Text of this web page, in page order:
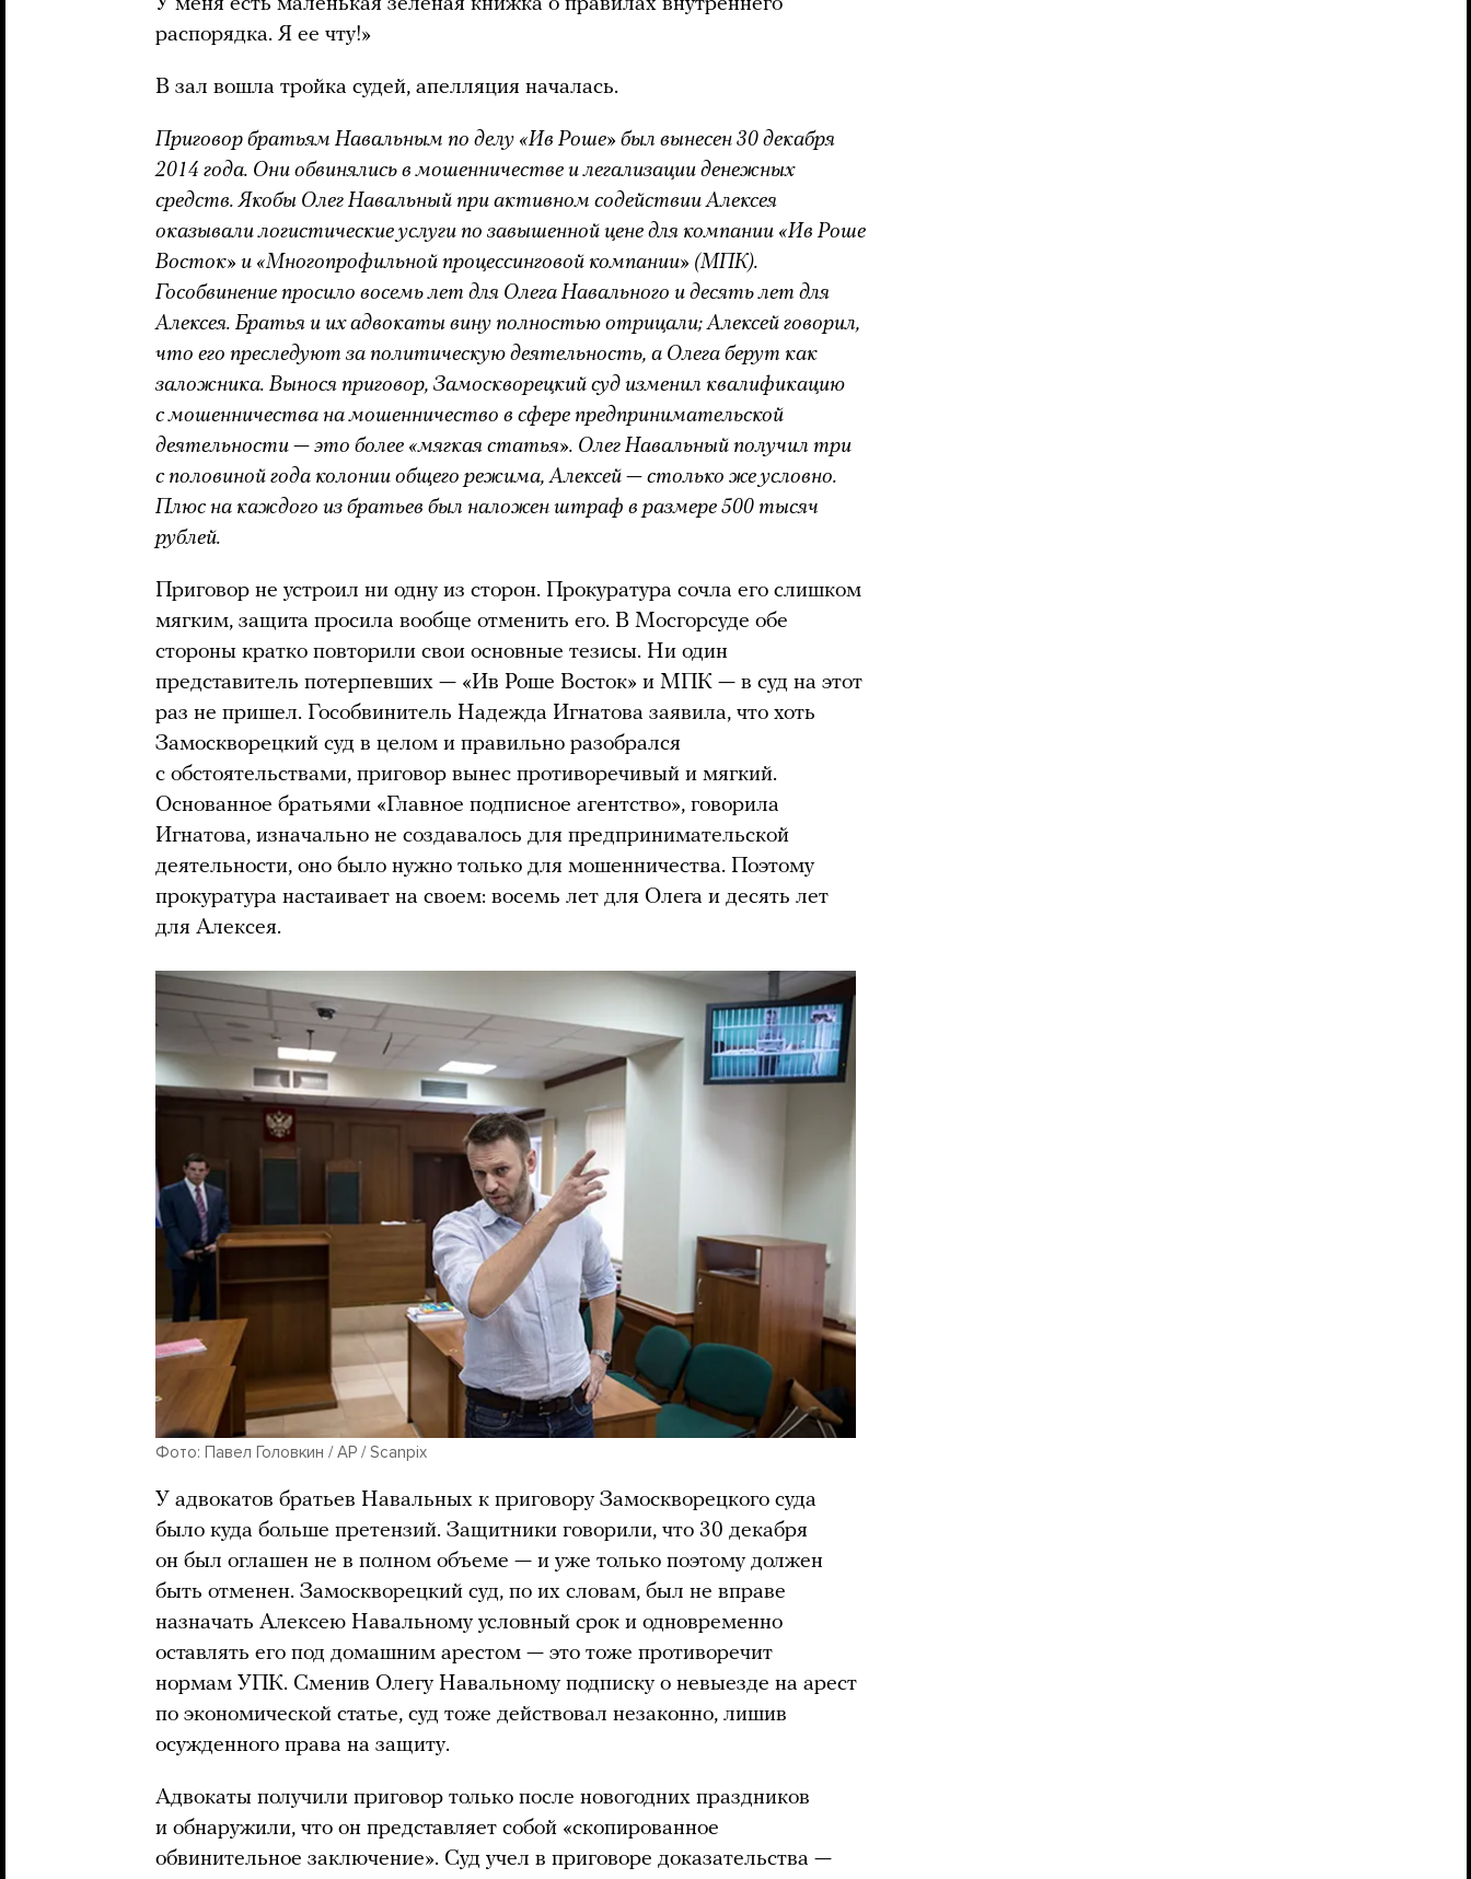
У меня есть маленькая зеленая книжка о правилах внутреннего
распорядка. Я ее чту!»
В зал вошла тройка судей, апелляция началась.
Приговор братьям Навальным по делу «Ив Роше» был вынесен 30 декабря
2014 года. Они обвинялись в мошенничестве и легализации денежных
средств. Якобы Олег Навальный при активном содействии Алексея
оказывали логистические услуги по завышенной цене для компании «Ив Роше
Восток» и «Многопрофильной процессинговой компании» (МПК).
Гособвинение просило восемь лет для Олега Навального и десять лет для
Алексея. Братья и их адвокаты вину полностью отрицали; Алексей говорил,
что его преследуют за политическую деятельность, а Олега берут как
заложника. Вынося приговор, Замоскворецкий суд изменил квалификацию
с мошенничества на мошенничество в сфере предпринимательской
деятельности — это более «мягкая статья». Олег Навальный получил три
с половиной года колонии общего режима, Алексей — столько же условно.
Плюс на каждого из братьев был наложен штраф в размере 500 тысяч
рублей.
Приговор не устроил ни одну из сторон. Прокуратура сочла его слишком
мягким, защита просила вообще отменить его. В Мосгорсуде обе
стороны кратко повторили свои основные тезисы. Ни один
представитель потерпевших — «Ив Роше Восток» и МПК — в суд на этот
раз не пришел. Гособвинитель Надежда Игнатова заявила, что хоть
Замоскворецкий суд в целом и правильно разобрался
с обстоятельствами, приговор вынес противоречивый и мягкий.
Основанное братьями «Главное подписное агентство», говорила
Игнатова, изначально не создавалось для предпринимательской
деятельности, оно было нужно только для мошенничества. Поэтому
прокуратура настаивает на своем: восемь лет для Олега и десять лет
для Алексея.
Фото: Павел Головкин / AP / Scanpix
У адвокатов братьев Навальных к приговору Замоскворецкого суда
было куда больше претензий. Защитники говорили, что 30 декабря
он был оглашен не в полном объеме — и уже только поэтому должен
быть отменен. Замоскворецкий суд, по их словам, был не вправе
назначать Алексею Навальному условный срок и одновременно
оставлять его под домашним арестом — это тоже противоречит
нормам УПК. Сменив Олегу Навальному подписку о невыезде на арест
по экономической статье, суд тоже действовал незаконно, лишив
осужденного права на защиту.
Адвокаты получили приговор только после новогодних праздников
и обнаружили, что он представляет собой «скопированное
обвинительное заключение». Суд учел в приговоре доказательства —